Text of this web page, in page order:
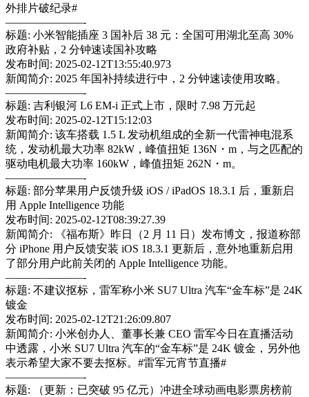
外排片破纪录#
———————-
标题: 小米智能插座 3 国补后 38 元：全国可用湖北至高 30%
政府补贴，2 分钟速读国补攻略
发布时间: 2025-02-12T13:55:40.973
新闻简介: 2025 年国补持续进行中，2 分钟速读使用攻略。
———————-
标题: 吉利银河 L6 EM-i 正式上市，限时 7.98 万元起
发布时间: 2025-02-12T15:12:03
新闻简介: 该车搭载 1.5 L 发动机组成的全新一代雷神电混系
统，发动机最大功率 82kW，峰值扭矩 136N・m，与之匹配的
驱动电机最大功率 160kW，峰值扭矩 262N・m。
———————-
标题: 部分苹果用户反馈升级 iOS / iPadOS 18.3.1 后，重新启
用 Apple Intelligence 功能
发布时间: 2025-02-12T08:39:27.39
新闻简介: 《福布斯》昨日（2 月 11 日）发布博文，报道称部
分 iPhone 用户反馈安装 iOS 18.3.1 更新后，意外地重新启用
了部分用户此前关闭的 Apple Intelligence 功能。
———————-
标题: 不建议抠标，雷军称小米 SU7 Ultra 汽车“金车标”是 24K
镀金
发布时间: 2025-02-12T21:26:09.807
新闻简介: 小米创办人、董事长兼 CEO 雷军今日在直播活动
中透露，小米 SU7 Ultra 汽车的“金车标”是 24K 镀金，另外他
表示希望大家不要去抠标。#雷军元宵节直播#
———————-
标题: （更新：已突破 95 亿元）冲进全球动画电影票房榜前